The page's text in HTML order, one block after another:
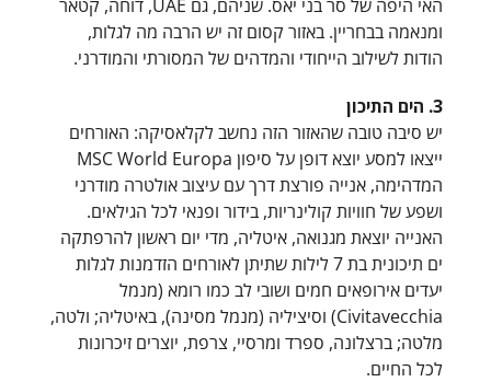
האי היפה של סר בני יאס. שניהם, גם UAE, דוחה, קטאר
ומנאמה בבחריין. באזור קסום זה יש הרבה מה לגלות,
הודות לשילוב הייחודי והמדהים של המסורתי והמודרני.
3. הים התיכון
יש סיבה טובה שהאזור הזה נחשב לקלאסיקה: האורחים
ייצאו למסע יוצא דופן על סיפון MSC World ‎Europa
המדהימה, אנייה פורצת דרך עם עיצוב אולטרה מודרני
ושפע של חוויות קולינריות, בידור ופנאי לכל הגילאים.
האנייה יוצאת מגנואה, איטליה, מדי יום ראשון להרפתקה
ים תיכונית בת 7 לילות שתיתן לאורחים הזדמנות לגלות
יעדים אירופאים חמים ושובי לב כמו רומא (מנמל
Civitavecchia) וסיציליה (מנמל מסינה), באיטליה; ולטה,
מלטה; ברצלונה, ספרד ומרסיי, צרפת, יוצרים זיכרונות
לכל החיים.